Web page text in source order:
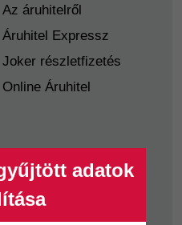
adatok
Az áruhitelről
Áruhitel Expressz
Joker részletfizetés
Online Áruhitel